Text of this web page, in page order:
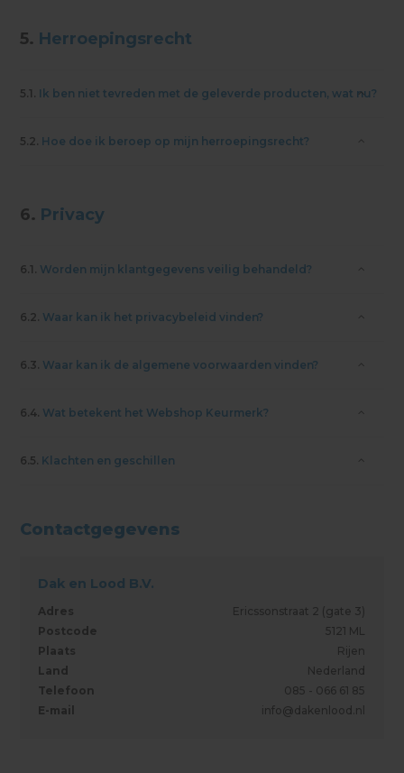
5. Herroepingsrecht
5.1. Ik ben niet tevreden met de geleverde producten, wat nu?
5.2. Hoe doe ik beroep op mijn herroepingsrecht?
6. Privacy
6.1. Worden mijn klantgegevens veilig behandeld?
6.2. Waar kan ik het privacybeleid vinden?
6.3. Waar kan ik de algemene voorwaarden vinden?
6.4. Wat betekent het Webshop Keurmerk?
6.5. Klachten en geschillen
Contactgegevens
Dak en Lood B.V.
Adres
Ericssonstraat 2 (gate 3)
Postcode
5121 ML
Plaats
Rijen
Land
Nederland
Telefoon
085 - 066 61 85
E-mail
info@dakenlood.nl